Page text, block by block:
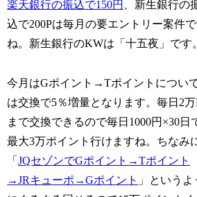
楽天銀行の振込で150円
、新生銀行の
込で200Pは毎月の要エントリー案件
ね。新生銀行のKWは「十五夜」です。
今月はGポイント→Tポイントについ
は交換で5％増量となります。毎日2万
まで交換できるので毎日1000円×30日
最大3万ポイント行けますね。ちなみ
「JQセゾンでGポイント→Tポイント
→JRキューポ→Gポイント 」というよ